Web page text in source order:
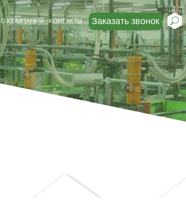
Заказать звонок
О КОМПАНИИ КОНТАКТЫ